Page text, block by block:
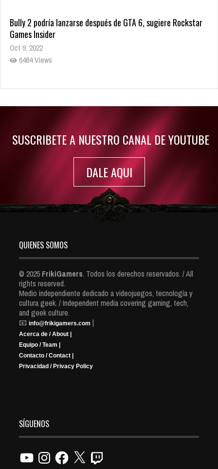
Bully 2 podría lanzarse después de GTA 6, sugiere Rockstar
Games Insider
Oct 9, 2022
6484 Views
Rumor: Se filtran los primeros detalles de Resident Evil 9
SUSCRIBETE A NUESTRO CANAL DE YOUTUBE
DALE AQUI
QUIENES SOMOS
© 2025 FrikiGamers. Todos los derechos reservados. / All
rights reserved.
Medio independiente dedicado a videojuegos, tecnología y
cultura geek. / Independent media covering gaming, tech,
and geek culture.
📧 info@frikigamers.com |
Acerca de / About |
Equipo / Team |
Contacto / Contact |
Privacidad / Privacy Policy
SÍGUENOS
YouTubeInstagramFacebook
X Twitch